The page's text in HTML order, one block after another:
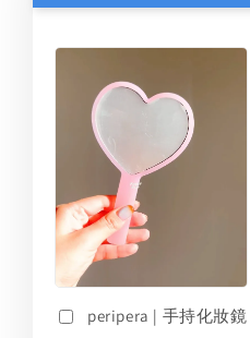
peripera | 手持化妝鏡